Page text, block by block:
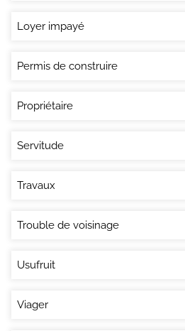
Loyer impayé
Permis de construire
Propriétaire
Servitude
Travaux
Trouble de voisinage
Usufruit
Viager